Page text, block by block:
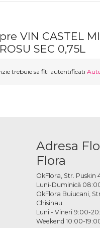
VIN CASTEL
SEC 0,75L
trebuie sa fiti autentificati
Adresa
Flora
OkFlora, Str. Puskin
Luni-Duminică
OkFlora Buiucani,
Chisinau
Luni - Vineri 9:00-
Weekend 10:00-